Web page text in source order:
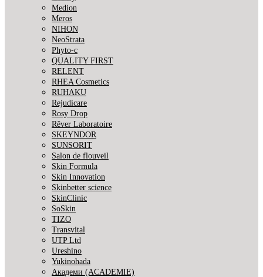
Medion
Meros
NIHON
NeoStrata
Phyto-c
QUALITY FIRST
RELENT
RHEA Cosmetics
RUHAKU
Rejudicare
Rosy Drop
Rêver Laboratoire
SKEYNDOR
SUNSORIT
Salon de flouveil
Skin Formula
Skin Innovation
Skinbetter science
SkinСlinic
SoSkin
TIZO
Transvital
UTP Ltd
Ureshino
Yukinohada
Академи (ACADEMIE)